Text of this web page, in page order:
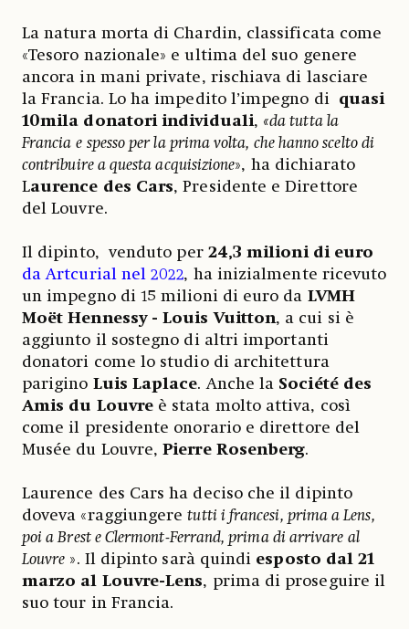
La natura morta di Chardin, classificata come
«Tesoro nazionale» e ultima del suo genere
ancora in mani private, rischiava di lasciare
la Francia. Lo ha impedito l’impegno di quasi
10mila donatori individuali, «da tutta la
Francia e spesso per la prima volta, che hanno scelto di
contribuire a questa acquisizione», ha dichiarato
Laurence des Cars, Presidente e Direttore
del Louvre.
Il dipinto, venduto per24,3 milioni di euro
da Artcurial nel 2022, ha inizialmente ricevuto
un impegno di 15 milioni di euro da LVMH
Moët Hennessy - Louis Vuitton, a cui si è
aggiunto il sostegno di altri importanti
donatori come lo studio di architettura
parigino Luis Laplace. Anche la Société des
Amis du Louvreè stata molto attiva, così
come il presidente onorario e direttore del
Musée du Louvre,Pierre Rosenberg.
Laurence des Cars ha deciso che il dipinto
doveva «raggiungeretutti i francesi, prima a Lens,
poi a Brest e Clermont-Ferrand, prima di arrivare al
Louvre ». Il dipinto sarà quindi esposto dal 21
marzo al Louvre-Lens, prima di proseguire il
suo tour in Francia.